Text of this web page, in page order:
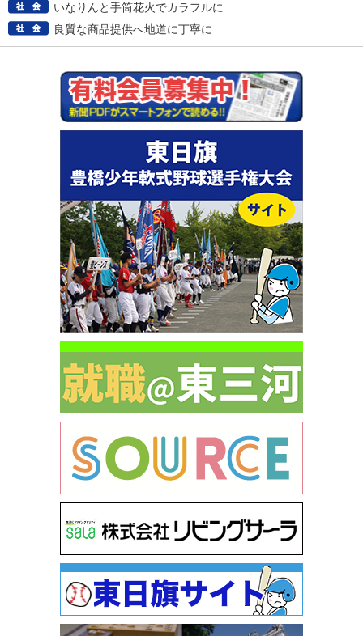
いなりんと手筒花火でカラフルに
良質な商品提供へ地道に丁寧に